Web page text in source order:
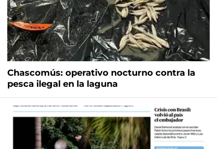
Chascomús: operativo nocturno contra la
pesca ilegal en la laguna